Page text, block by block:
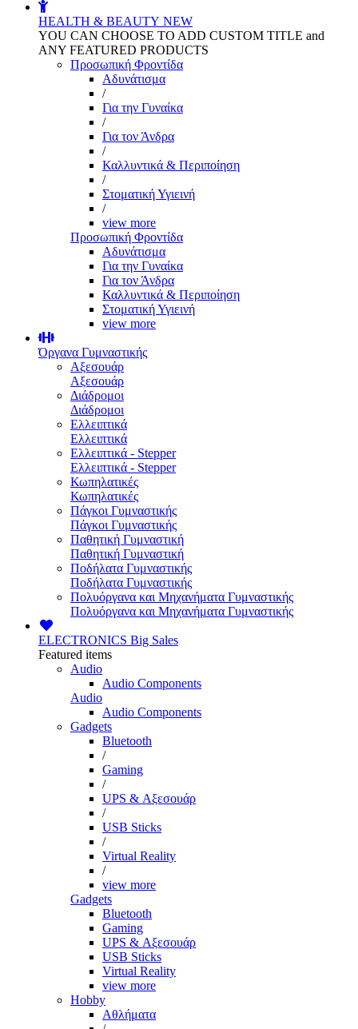
HEALTH & BEAUTY NEW
YOU CAN CHOOSE TO ADD CUSTOM TITLE and
ANY FEATURED PRODUCTS
Προσωπική Φροντίδα
Αδυνάτισμα
/
Για την Γυναίκα
/
Για τον Άνδρα
/
Καλλυντικά & Περιποίηση
/
Στοματική Υγιεινή
/
view more
Προσωπική Φροντίδα
Αδυνάτισμα
Για την Γυναίκα
Για τον Άνδρα
Καλλυντικά & Περιποίηση
Στοματική Υγιεινή
view more
Όργανα Γυμναστικής
Αξεσουάρ
Αξεσουάρ
Διάδρομοι
Διάδρομοι
Ελλειπτικά
Ελλειπτικά
Ελλειπτικά - Stepper
Ελλειπτικά - Stepper
Κωπηλατικές
Κωπηλατικές
Πάγκοι Γυμναστικής
Πάγκοι Γυμναστικής
Παθητική Γυμναστική
Παθητική Γυμναστική
Ποδήλατα Γυμναστικής
Ποδήλατα Γυμναστικής
Πολυόργανα και Μηχανήματα Γυμναστικής
Πολυόργανα και Μηχανήματα Γυμναστικής
ELECTRONICS Big Sales
Featured items
Audio
Audio Components
Audio
Audio Components
Gadgets
Bluetooth
/
Gaming
/
UPS & Αξεσουάρ
/
USB Sticks
/
Virtual Reality
/
view more
Gadgets
Bluetooth
Gaming
UPS & Αξεσουάρ
USB Sticks
Virtual Reality
view more
Hobby
Αθλήματα